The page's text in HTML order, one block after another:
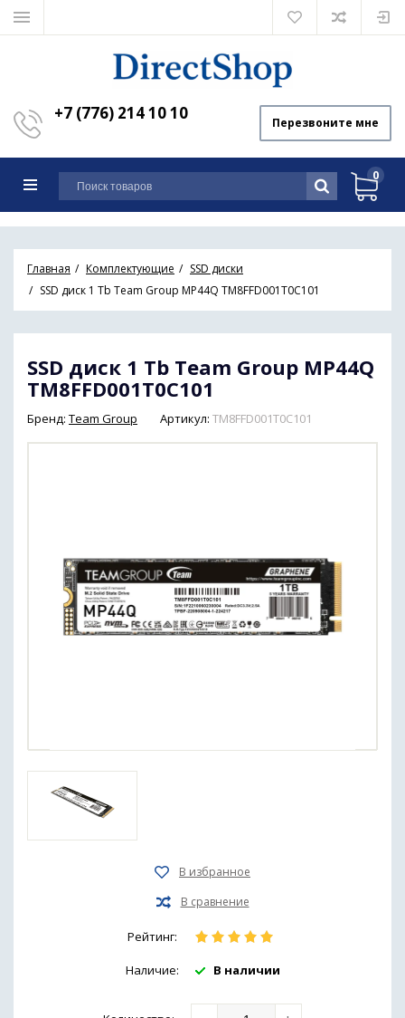
+7 (776) 214 10 10 Перезвоните мне
0
Главная Комплектующие
SSD диски
SSD диск 1 Tb Team Group MP44Q TM8FFD001T0C101
SSD диск 1 Tb Team Group MP44Q
TM8FFD001T0C101
Бренд: Team Group Артикул: TM8FFD001T0C101
Рейтинг:
Наличие: В наличии